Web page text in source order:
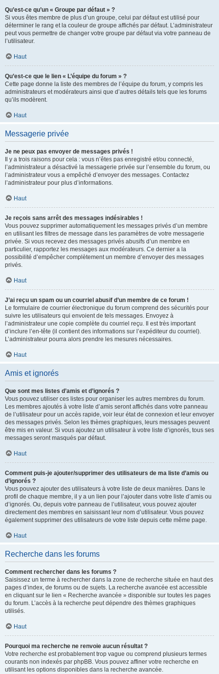
Qu’est-ce qu’un « Groupe par défaut » ?
Si vous êtes membre de plus d’un groupe, celui par défaut est utilisé pour
déterminer le rang et la couleur de groupe affichés par défaut. L’administrateur
peut vous permettre de changer votre groupe par défaut via votre panneau de
l’utilisateur.
Haut
Qu’est-ce que le lien « L’équipe du forum » ?
Cette page donne la liste des membres de l’équipe du forum, y compris les
administrateurs et modérateurs ainsi que d’autres détails tels que les forums
qu’ils modèrent.
Haut
Messagerie privée
Je ne peux pas envoyer de messages privés !
Il y a trois raisons pour cela : vous n’êtes pas enregistré et/ou connecté,
l’administrateur a désactivé la messagerie privée sur l’ensemble du forum, ou
l’administrateur vous a empêché d’envoyer des messages. Contactez
l’administrateur pour plus d’informations.
Haut
Je reçois sans arrêt des messages indésirables !
Vous pouvez supprimer automatiquement les messages privés d’un membre
en utilisant les filtres de message dans les paramètres de votre messagerie
privée. Si vous recevez des messages privés abusifs d’un membre en
particulier, rapportez les messages aux modérateurs. Ce dernier a la
possibilité d’empêcher complètement un membre d’envoyer des messages
privés.
Haut
J’ai reçu un spam ou un courriel abusif d’un membre de ce forum !
Le formulaire de courrier électronique du forum comprend des sécurités pour
suivre les utilisateurs qui envoient de tels messages. Envoyez à
l’administrateur une copie complète du courriel reçu. Il est très important
d’inclure l’en-tête (il contient des informations sur l’expéditeur du courriel).
L’administrateur pourra alors prendre les mesures nécessaires.
Haut
Amis et ignorés
Que sont mes listes d’amis et d’ignorés ?
Vous pouvez utiliser ces listes pour organiser les autres membres du forum.
Les membres ajoutés à votre liste d’amis seront affichés dans votre panneau
de l’utilisateur pour un accès rapide, voir leur état de connexion et leur envoyer
des messages privés. Selon les thèmes graphiques, leurs messages peuvent
être mis en valeur. Si vous ajoutez un utilisateur à votre liste d’ignorés, tous ses
messages seront masqués par défaut.
Haut
Comment puis-je ajouter/supprimer des utilisateurs de ma liste d’amis ou
d’ignorés ?
Vous pouvez ajouter des utilisateurs à votre liste de deux manières. Dans le
profil de chaque membre, il y a un lien pour l’ajouter dans votre liste d’amis ou
d’ignorés. Ou, depuis votre panneau de l’utilisateur, vous pouvez ajouter
directement des membres en saisissant leur nom d’utilisateur. Vous pouvez
également supprimer des utilisateurs de votre liste depuis cette même page.
Haut
Recherche dans les forums
Comment rechercher dans les forums ?
Saisissez un terme à rechercher dans la zone de recherche située en haut des
pages d’index, de forums ou de sujets. La recherche avancée est accessible
en cliquant sur le lien « Recherche avancée » disponible sur toutes les pages
du forum. L’accès à la recherche peut dépendre des thèmes graphiques
utilisés.
Haut
Pourquoi ma recherche ne renvoie aucun résultat ?
Votre recherche est probablement trop vague ou comprend plusieurs termes
courants non indexés par phpBB. Vous pouvez affiner votre recherche en
utilisant les options disponibles dans la recherche avancée.